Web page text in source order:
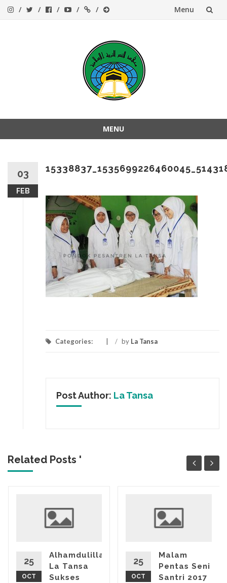
Menu
MENU
03
FEB
Categories: / by La Tansa
Post Author: La Tansa
Related Posts '
25
OCT
Alhamdulillah,
La Tansa
Sukses
25
OCT
Malam
Pentas Seni
Santri 2017